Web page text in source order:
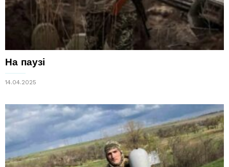
На паузі
14.04.2025